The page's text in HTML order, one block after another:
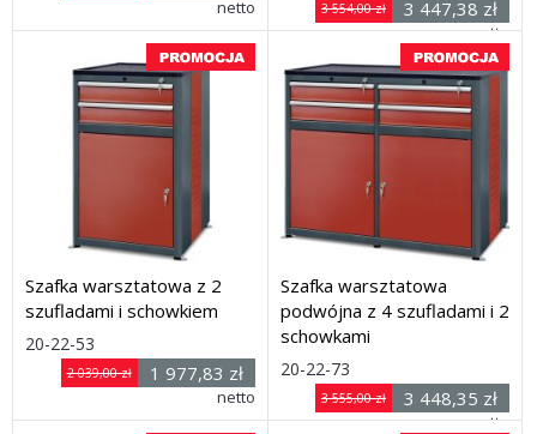
netto
Dostawa: 21 dni
3 447,38 zł
3 554,00 zł
netto
głęb.) 1030 x 1240 x 600
Dostawa: 21 dni
Szafka warsztatowa z 2
szufladami i schowkiem
20-22-53
1 977,83 zł
2 039,00 zł
netto
Dostawa: 21 dni
Szafka warsztatowa
podwójna z 4 szufladami i 2
schowkami
20-22-73
3 448,35 zł
3 555,00 zł
netto
głęb.) 1030 x 1240 x 600